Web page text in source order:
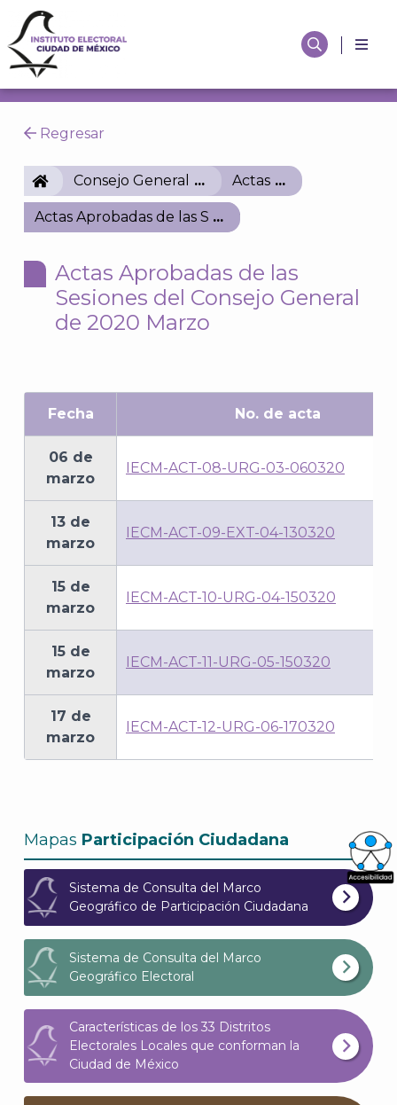
Regresar
IECMConsejo General Actas
Actas Aprobadas de las Sesiones del Consejo
Actas Aprobadas de las
Sesiones del Consejo General
de 2020 Marzo
Fecha No. de acta
06 de
marzo
IECM-ACT-08-URG-03-060320
13 de
marzo
IECM-ACT-09-EXT-04-130320
15 de
marzo
IECM-ACT-10-URG-04-150320
15 de
marzo
IECM-ACT-11-URG-05-150320
17 de
marzo
IECM-ACT-12-URG-06-170320
Mapas Participación Ciudadana
Sistema de Consulta del Marco
Geográfico de Participación Ciudadana
Sistema de Consulta del Marco
Geográfico Electoral
Características de los 33 Distritos
Electorales Locales que conforman la
Ciudad de México